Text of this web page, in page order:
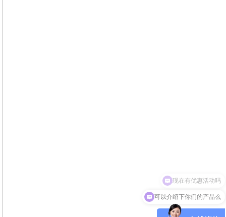
可以介绍下你们的产品么